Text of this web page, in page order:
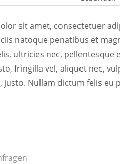
sit amet, consectetuer
natoque penatibus et
ultricies nec,
fringilla vel, aliquet nec,
justo. Nullam dictum felis